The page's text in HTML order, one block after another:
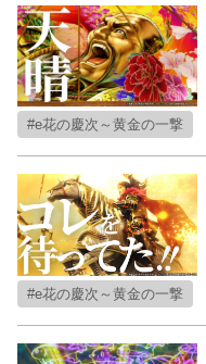
e花の慶次～黄金の一撃
e花の慶次～黄金の一撃